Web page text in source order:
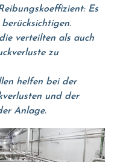
Es
verteilten als auch
zu
helfen bei der
und der
Anlage.